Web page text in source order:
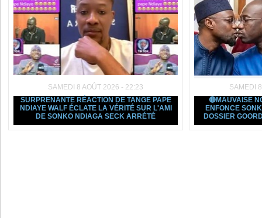
SAMEDI 8 AOÛT 2026 - 22:23
SURPRENANTE RÉACTION DE TANGE PAPE
NDIAYE WALF ÉCLATE LA VÉRITÉ SUR L'AMI
DE SONKO NDIAGA SECK ARRÉTÉ
SAMEDI
🔴MAUVAISE
ENFONCE
DOSSIER